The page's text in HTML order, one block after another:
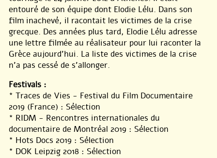
entouré de son équipe dont Elodie Lélu. Dans son
film inachevé, il racontait les victimes de la crise
grecque. Des années plus tard, Elodie Lélu adresse
une lettre filmée au réalisateur pour lui raconter la
Grèce aujourd’hui. La liste des victimes de la crise
n’a pas cessé de s’allonger.
Festivals :
* Traces de Vies - Festival du Film Documentaire
2019 (France) : Sélection
* RIDM - Rencontres internationales du
documentaire de Montréal 2019 : Sélection
* Hots Docs 2019 : Sélection
* DOK Leipzig 2018 : Sélection